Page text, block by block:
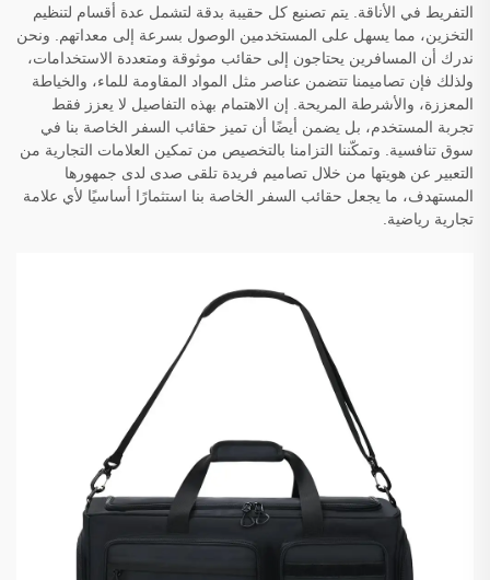
التفريط في الأناقة. يتم تصنيع كل حقيبة بدقة لتشمل عدة أقسام لتنظيم
التخزين، مما يسهل على المستخدمين الوصول بسرعة إلى معداتهم. ونحن
ندرك أن المسافرين يحتاجون إلى حقائب موثوقة ومتعددة الاستخدامات،
ولذلك فإن تصاميمنا تتضمن عناصر مثل المواد المقاومة للماء، والخياطة
المعززة، والأشرطة المريحة. إن الاهتمام بهذه التفاصيل لا يعزز فقط
تجربة المستخدم، بل يضمن أيضًا أن تميز حقائب السفر الخاصة بنا في
سوق تنافسية. وتمكّننا التزامنا بالتخصيص من تمكين العلامات التجارية من
التعبير عن هويتها من خلال تصاميم فريدة تلقى صدى لدى جمهورها
المستهدف، ما يجعل حقائب السفر الخاصة بنا استثمارًا أساسيًا لأي علامة
تجارية رياضية.